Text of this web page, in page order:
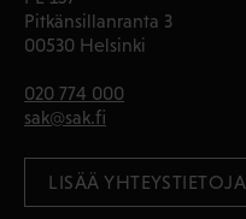
Pitkänsillanranta 3
00530 Helsinki
020 774 000
sak@sak.fi
LISÄÄ YHTEYSTIETOJA